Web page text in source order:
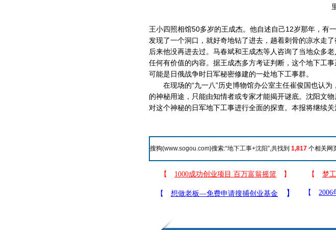
王小四照相馆50多岁的王成杰。他自述自己12岁那年，有
发现了一个洞口，就好奇地钻了进去，趟着刺骨的凉水走了
后来他没再进去过。马春斌和王成杰等人咨询了当地众多
任何有价值的内容。据王成杰多方考证判断，这个地下工
可能是日俄战争时日军秘密修建的一处地下工事群。
在现场的“九一八”历史博物馆办公室主任崔俊国也认为
的神秘用途，只能由知情者或专家才能揭开谜底。沈阳文
对这个神秘的日军地下工事进行全面的探查。本报将继续关
搜狗(www.sogou.com)搜索:“地下工事+沈阳”,共找到 1,817 个相关网